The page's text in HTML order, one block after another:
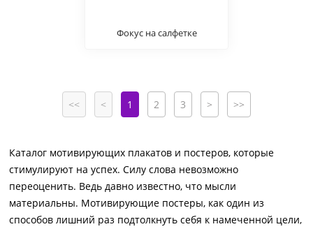
Фокус на салфетке
<< < 1 2 3 > >>
Каталог мотивирующих плакатов и постеров, которые
стимулируют на успех. Силу слова невозможно
переоценить. Ведь давно известно, что мысли
материальны. Мотивирующие постеры, как один из
способов лишний раз подтолкнуть себя к намеченной цели,